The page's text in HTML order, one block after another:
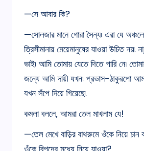
—সে আবার কি?
—সোলজার মানে গোরা সৈন্য৷ এরা যে
ত্রিসীমানায় মেয়েমানুষের যাওয়া উচিত নয়৷
ভাই৷ আমি তোমায় যেতে দিতে পারি নে৷
জন্যে আমি দায়ী যখন৷ প্রভাস-ঠাকুরপো
যখন সঁপে দিয়ে গিয়েছে৷
কমলা বললে, আমরা তেল মাখলাম যে!
—তেল মেখে বাড়ির বাথরুমে ওঁকে নিয়ে চান